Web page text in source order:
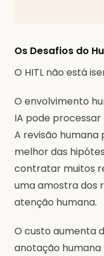
Os Desafios do
O HITL não está
O envolvimento
IA pode
A revisão humana
melhor das
contratar muitos
uma amostra dos
atenção humana.
O custo aumenta
anotação